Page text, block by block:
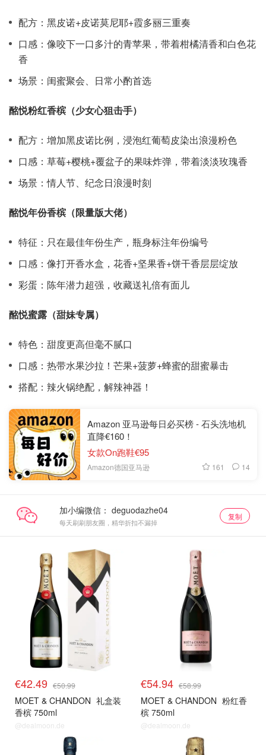
配方：黑皮诺+皮诺莫尼耶+霞多丽三重奏
口感：像咬下一口多汁的青苹果，带着柑橘清香和白色花
香
场景：闺蜜聚会、日常小酌首选
酩悦粉红香槟（少女心狙击手）
配方：增加黑皮诺比例，浸泡红葡萄皮染出浪漫粉色
口感：草莓+樱桃+覆盆子的果味炸弹，带着淡淡玫瑰香
场景：情人节、纪念日浪漫时刻
酩悦年份香槟（限量版大佬）
特征：只在最佳年份生产，瓶身标注年份编号
口感：像打开香水盒，花香+坚果香+饼干香层层绽放
彩蛋：陈年潜力超强，收藏送礼倍有面儿
酩悦蜜露（甜妹专属）
特色：甜度更高但毫不腻口
口感：热带水果沙拉！芒果+菠萝+蜂蜜的甜蜜暴击
搭配：辣火锅绝配，解辣神器！
Amazon 亚马逊每日必买榜 - 石头洗地机
直降€160！
女款On跑鞋€95
Amazon德国亚马逊 161 14
加小编微信：
每天刷刷朋友圈，精华折扣不漏掉
复制
€42.49 €50.99
MOET & CHANDON 礼盒装
香槟 750ml
@dealmoon.de
€54.94 €58.99
MOET & CHANDON 粉红香
槟 750ml
@dealmoon.de